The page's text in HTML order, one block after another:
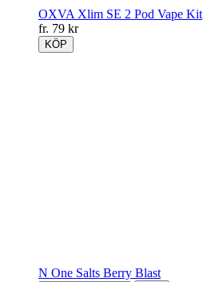
OXVA Xlim SE 2 Pod Vape Kit
fr. 79 kr
KÖP
N One Salts Berry Blast